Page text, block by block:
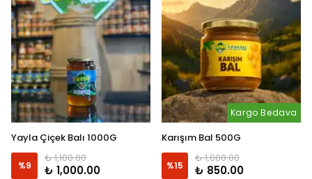
Yayla Çiçek Balı 1000G
%9
₺ 1,100.00
₺ 1,000.00
Kargo Bedava
Karışım Bal 500G
%15
₺ 1,000.00
₺ 850.00